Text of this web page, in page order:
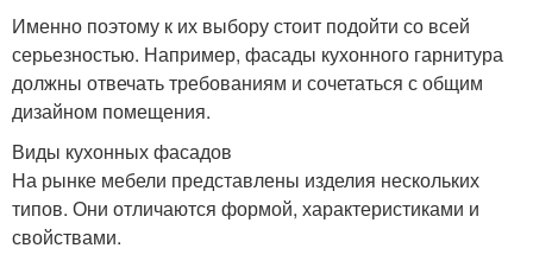
Именно поэтому к их выбору стоит подойти со всей
серьезностью. Например, фасады кухонного гарнитура
должны отвечать требованиям и сочетаться с общим
дизайном помещения.
Виды кухонных фасадов
На рынке мебели представлены изделия нескольких
типов. Они отличаются формой, характеристиками и
свойствами.